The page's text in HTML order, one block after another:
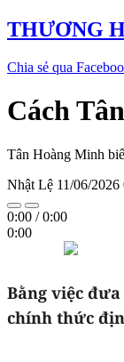
THƯƠNG
Chia sẻ qua
Cách
Tân Hoàng Minh
Nhật Lệ 11/06/2026
0:00 /0:00
0:00
Bằng việc
chính thức